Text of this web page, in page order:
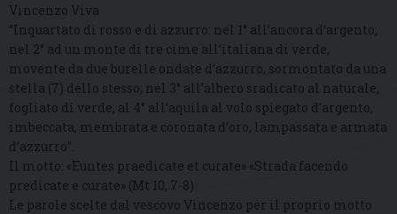
Vincenzo Viva
“Inquartato di rosso e di azzurro: nel 1° all’ancora d’argento;
nel 2° ad un monte di tre cime all’italiana di verde,
movente da due burelle ondate d’azzurro, sormontato da una
stella (7) dello stesso; nel 3° all’albero sradicato al naturale,
fogliato di verde; al 4° all’aquila al volo spiegato d’argento,
imbeccata, membrata e coronata d’oro, lampassata e armata
d’azzurro”.
Il motto: «Euntes praedicate et curate» «Strada facendo
predicate e curate» (Mt 10, 7-8)
Le parole scelte dal vescovo Vincenzo per il proprio motto